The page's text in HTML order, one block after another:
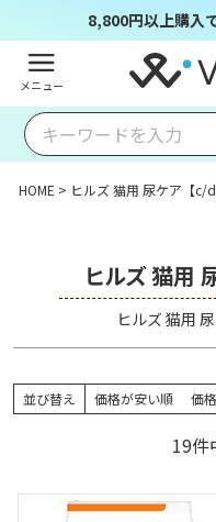
8,800円以上購入
メニュー
HOME ヒルズ 猫用 尿ケア【c/
ヒルズ 猫用
ヒルズ 猫用
商品番号/JANコード
並び順
新着
順
登録
順
が
並び替え 価格が安い順 価
19件